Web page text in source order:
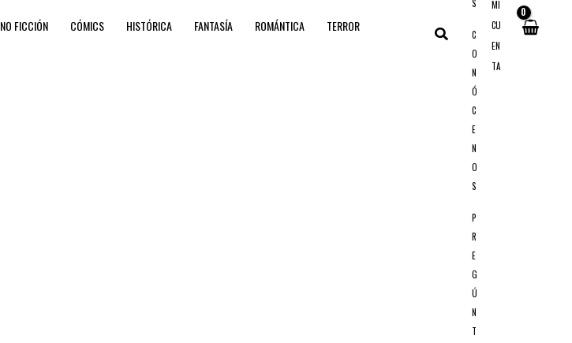
NO FICCIÓN CÓMICS HISTÓRICA FANTASÍA ROMÁNTICA
TERROR
Buscar
S
C
O
N
Ó
C
E
N
O
S
P
R
E
G
Ú
N
T
MI
CU
EN
TA